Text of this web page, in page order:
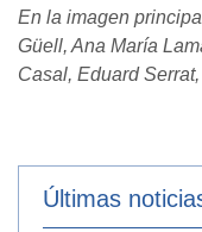
En la imagen
Güell, Ana María
Casal, Eduard
Últimas